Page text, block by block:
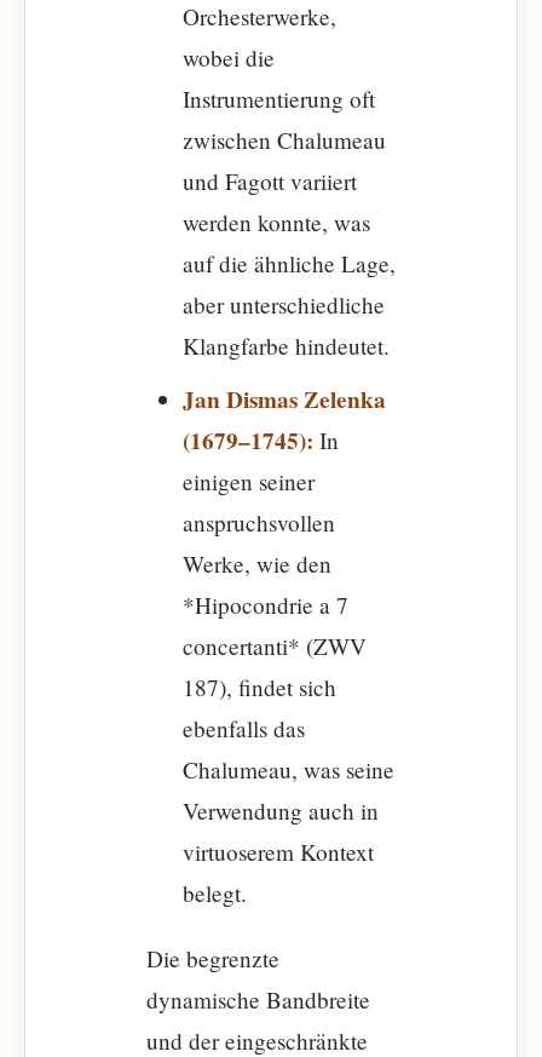
Orchesterwerke,
wobei die
Instrumentierung oft
zwischen Chalumeau
und Fagott variiert
werden konnte, was
auf die ähnliche Lage,
aber unterschiedliche
Klangfarbe hindeutet.
Jan Dismas Zelenka
(1679–1745): In
einigen seiner
anspruchsvollen
Werke, wie den
*Hipocondrie a 7
concertanti* (ZWV
187), findet sich
ebenfalls das
Chalumeau, was seine
Verwendung auch in
virtuoserem Kontext
belegt.
Die begrenzte
dynamische Bandbreite
und der eingeschränkte